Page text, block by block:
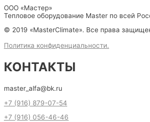
ООО «Мастер»
Тепловое оборудование Master по всей
© 2019 «MasterClimate». Все права
Политика конфиденциальности.
КОНТАКТЫ
master_alfa@bk.ru
+7 (916) 879-07-54
+7 (916) 056-46-46